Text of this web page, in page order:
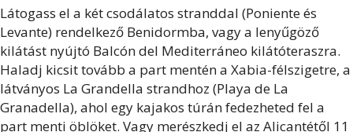
Látogass el a két csodálatos stranddal (Poniente és
Levante) rendelkező Benidormba, vagy a lenyűgöző
kilátást nyújtó Balcón del Mediterráneo kilátóteraszra.
Haladj kicsit tovább a part mentén a Xabia-félszigetre, a
látványos La Grandella strandhoz (Playa de La
Granadella), ahol egy kajakos túrán fedezheted fel a
part menti öblöket. Vagy merészkedj el az Alicantétől 11